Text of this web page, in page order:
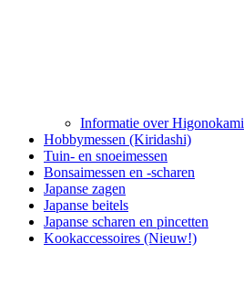
Informatie over Higonokami
Hobbymessen (Kiridashi)
Tuin- en snoeimessen
Bonsaimessen en -scharen
Japanse zagen
Japanse beitels
Japanse scharen en pincetten
Kookaccessoires (Nieuw!)